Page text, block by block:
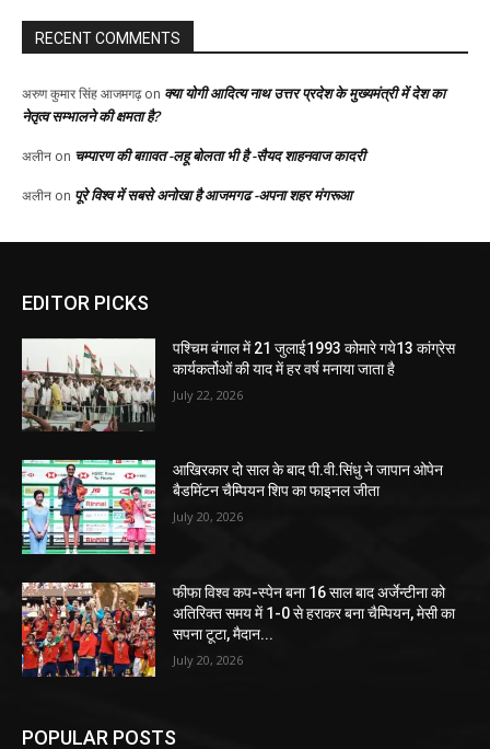
EDITOR PICKS
पश्चिम बंगाल में 21 जुलाई1993 कोमारे गये13 कांग्रेस
कार्यकर्तोओं की याद में हर वर्ष मनाया जाता है
July 22, 2026
आखिरकार दो साल के बाद पी.वी.सिंधु ने जापान ओपेन
बैडमिंटन चैम्पियन शिप का फाइनल जीता
July 20, 2026
फीफा विश्व कप-स्पेन बना 16 साल बाद अर्जेन्टीना को
अतिरिक्त समय में 1-0 से हराकर बना चैम्पियन, मेसी का
सपना टूटा, मैदान...
July 20, 2026
POPULAR POSTS